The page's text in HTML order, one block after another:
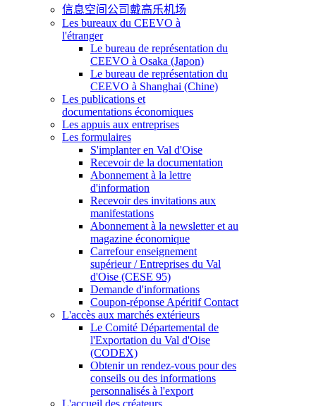
信息空间公司戴高乐机场
Les bureaux du CEEVO à
l'étranger
Le bureau de représentation du
CEEVO à Osaka (Japon)
Le bureau de représentation du
CEEVO à Shanghai (Chine)
Les publications et
documentations économiques
Les appuis aux entreprises
Les formulaires
S'implanter en Val d'Oise
Recevoir de la documentation
Abonnement à la lettre
d'information
Recevoir des invitations aux
manifestations
Abonnement à la newsletter et au
magazine économique
Carrefour enseignement
supérieur / Entreprises du Val
d'Oise (CESE 95)
Demande d'informations
Coupon-réponse Apéritif Contact
L'accès aux marchés extérieurs
Le Comité Départemental de
l'Exportation du Val d'Oise
(CODEX)
Obtenir un rendez-vous pour des
conseils ou des informations
personnalisés à l'export
L'accueil des créateurs